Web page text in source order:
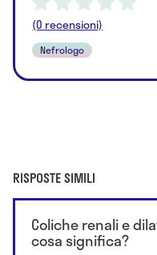
(0 recensioni)
Nefrologo
RISPOSTE SIMILI
Coliche renali e
cosa significa?